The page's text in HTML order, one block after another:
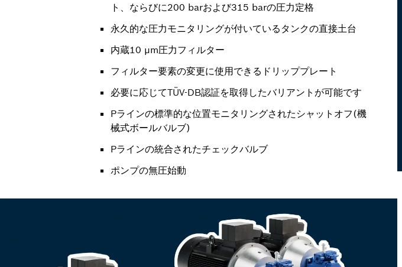
ト、ならびに200 barおよび315 barの圧力定格
永久的な圧力モニタリングが付いているタンクの直接土台
内蔵10 μm圧力フィルター
フィルター要素の変更に使用できるドリッププレート
必要に応じてTÜV-DB認証を取得したバリアントが可能です
Pラインの標準的な位置モニタリングされたシャットオフ(機
械式ボールバルブ)
Pラインの統合されたチェックバルブ
ポンプの無圧始動